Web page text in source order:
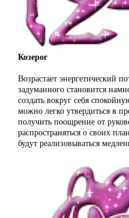
Козерог
Возрастает энергетический
задуманного становится
создать вокруг себя
можно легко утвердиться в
получить поощрение от
распространяться о своих
будут реализовываться